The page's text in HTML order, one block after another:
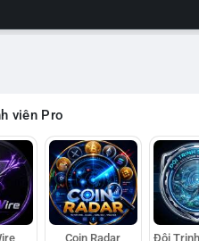
viên Pro
Coin Radar